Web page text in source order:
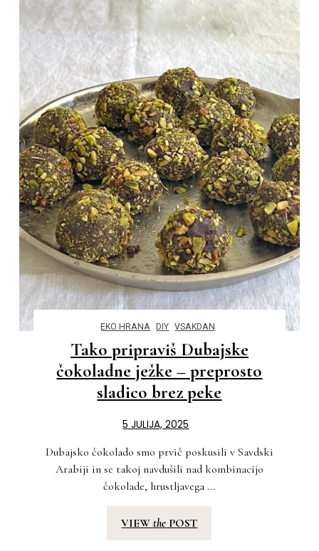
EKO HRANA DIY VSAKDAN
Tako pripraviš Dubajske
čokoladne ježke – preprosto
sladico brez peke
5 JULIJA, 2025
Dubajsko čokolado smo prvič poskusili v Savdski
Arabiji in se takoj navdušili nad kombinacijo
čokolade, hrustljavega ...
VIEWthe POST